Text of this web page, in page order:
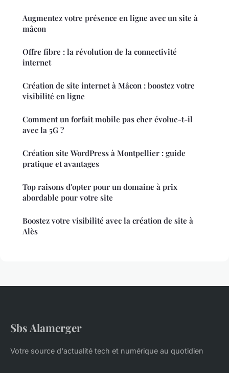
Augmentez votre présence en ligne avec un site à
mâcon
Offre fibre : la révolution de la connectivité
internet
Création de site internet à Mâcon : boostez votre
visibilité en ligne
Comment un forfait mobile pas cher évolue-t-il
avec la 5G ?
Création site WordPress à Montpellier : guide
pratique et avantages
Top raisons d'opter pour un domaine à prix
abordable pour votre site
Boostez votre visibilité avec la création de site à
Alès
Sbs Alamerger
Votre source d'actualité tech et numérique au quotidien